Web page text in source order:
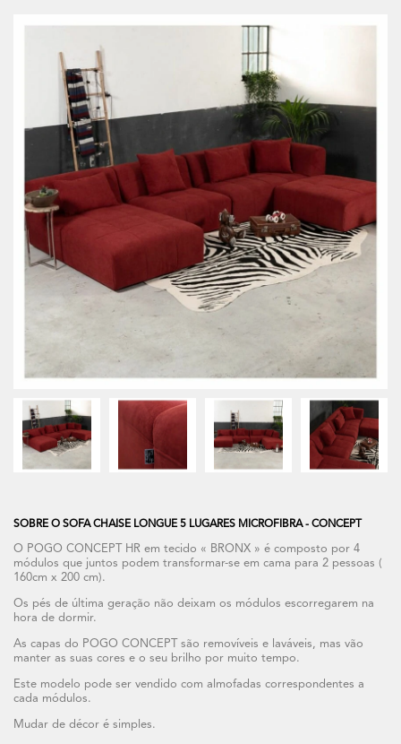
SOBRE O SOFA CHAISE LONGUE 5 LUGARES MICROFIBRA - CONCEPT
O POGO CONCEPT HR em tecido « BRONX » é composto por 4
módulos que juntos podem transformar-se em cama para 2 pessoas (
160cm x 200 cm).
Os pés de última geração não deixam os módulos escorregarem na
hora de dormir.
As capas do POGO CONCEPT são removíveis e laváveis, mas vão
manter as suas cores e o seu brilho por muito tempo.
Este modelo pode ser vendido com almofadas correspondentes a
cada módulos.
Mudar de décor é simples.